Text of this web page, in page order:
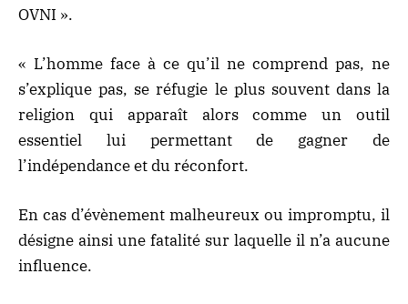
OVNI ».
« L’homme face à ce qu’il ne comprend pas, ne
s’explique pas, se réfugie le plus souvent dans la
religion qui apparaît alors comme un outil
essentiel lui permettant de gagner de
l’indépendance et du réconfort.
En cas d’évènement malheureux ou impromptu, il
désigne ainsi une fatalité sur laquelle il n’a aucune
influence.